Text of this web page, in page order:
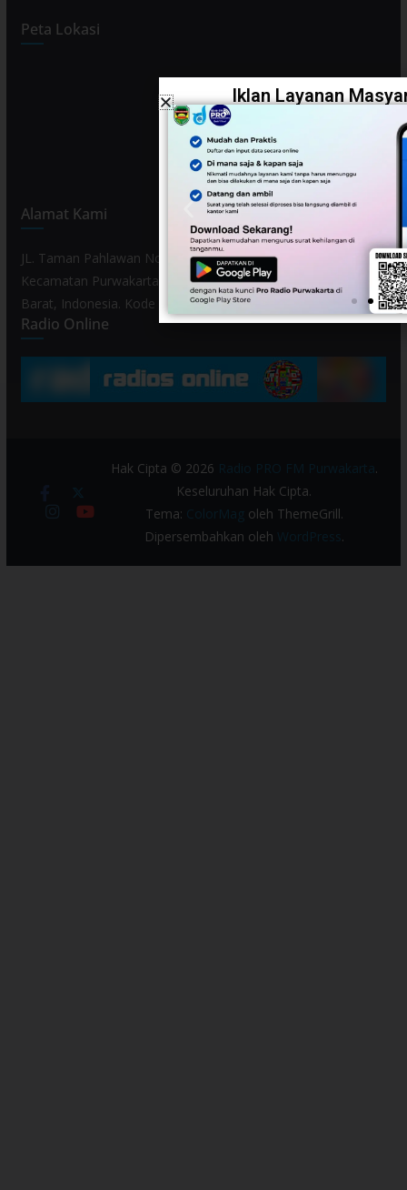
Peta Lokasi
Alamat Kami
JL. Taman Pahlawan No. 80, Kelurahan Purwamekar,
Kecamatan Purwakarta, Kabupaten Purwakarta, Provinsi Jawa
Barat, Indonesia. Kode Pos 41119.
Radio Online
Hak Cipta © 2026 Radio PRO FM Purwakarta.
Keseluruhan Hak Cipta.
Tema: ColorMagoleh ThemeGrill.
Dipersembahkan oleh WordPress .
Iklan Layanan